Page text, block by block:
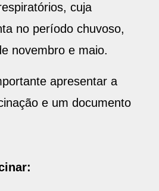
cuja
no período chuvoso,
novembro e maio.
apresentar a
e um documento